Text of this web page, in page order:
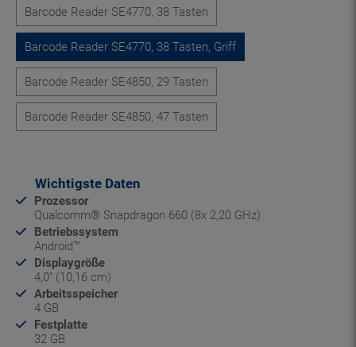
Barcode Reader SE4770, 38 Tasten
Barcode Reader SE4770, 38 Tasten, Griff
Barcode Reader SE4850, 29 Tasten
Barcode Reader SE4850, 47 Tasten
Wichtigste Daten
Prozessor
Qualcomm® Snapdragon 660 (8x 2,20 GHz)
Betriebssystem
Android™
Displaygröße
4,0" (10,16 cm)
Arbeitsspeicher
4 GB
Festplatte
32 GB